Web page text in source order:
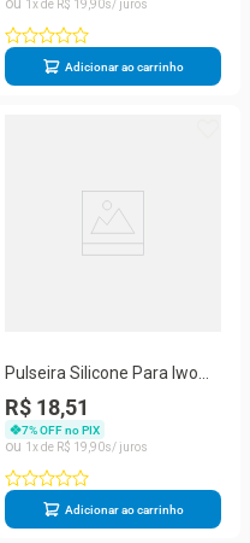
1
R$ 19 90
Adicionar ao carrinho
Pulseira Silicone Para Iwo
Smartwatch 42mm E 44mm
- Branco
R$ 18,51
7% OFF no PIX
1
R$ 19 90
Adicionar ao carrinho